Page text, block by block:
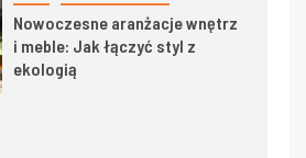
Nowoczesne aranżacje wnętrz
i meble: Jak łączyć styl z
ekologią